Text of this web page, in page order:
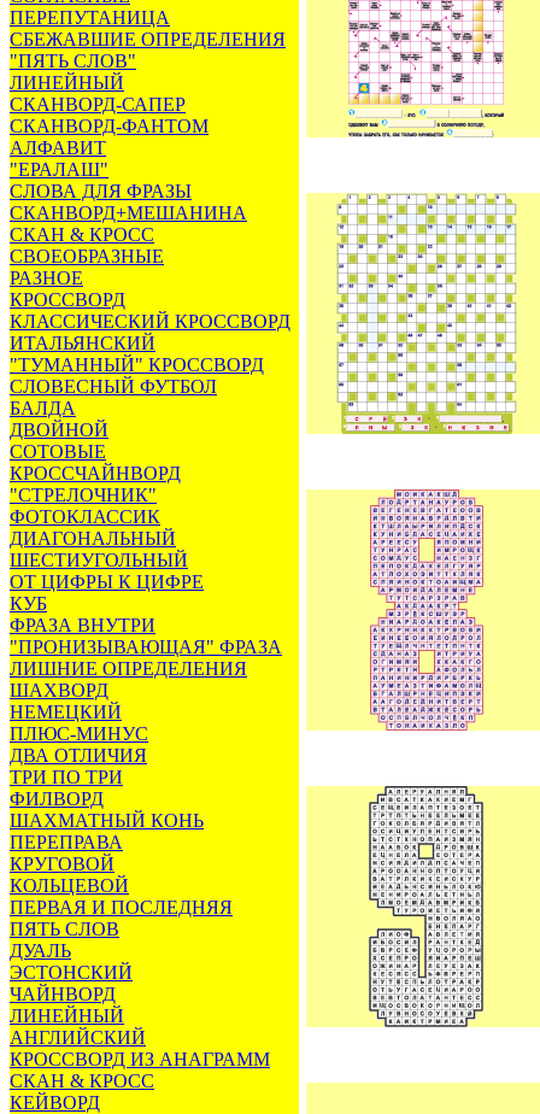
ПЕРЕПУТАНИЦА
СБЕЖАВШИЕ ОПРЕДЕЛЕНИЯ
"ПЯТЬ СЛОВ"
ЛИНЕЙНЫЙ
СКАНВОРД-САПЕР
СКАНВОРД-ФАНТОМ
АЛФАВИТ
"ЕРАЛАШ"
СЛОВА ДЛЯ ФРАЗЫ
СКАНВОРД+МЕШАНИНА
СКАН & КРОСС
СВОЕОБРАЗНЫЕ
РАЗНОЕ
КРОССВОРД
КЛАССИЧЕСКИЙ КРОССВОРД
ИТАЛЬЯНСКИЙ
"ТУМАННЫЙ" КРОССВОРД
СЛОВЕСНЫЙ ФУТБОЛ
БАЛДА
ДВОЙНОЙ
СОТОВЫЕ
КРОССЧАЙНВОРД
"СТРЕЛОЧНИК"
ФОТОКЛАССИК
ДИАГОНАЛЬНЫЙ
ШЕСТИУГОЛЬНЫЙ
ОТ ЦИФРЫ К ЦИФРЕ
КУБ
ФРАЗА ВНУТРИ
"ПРОНИЗЫВАЮЩАЯ" ФРАЗА
ЛИШНИЕ ОПРЕДЕЛЕНИЯ
ШАХВОРД
НЕМЕЦКИЙ
ПЛЮС-МИНУС
ДВА ОТЛИЧИЯ
ТРИ ПО ТРИ
ФИЛВОРД
ШАХМАТНЫЙ КОНЬ
ПЕРЕПРАВА
КРУГОВОЙ
КОЛЬЦЕВОЙ
ПЕРВАЯ И ПОСЛЕДНЯЯ
ПЯТЬ СЛОВ
ДУАЛЬ
ЭСТОНСКИЙ
ЧАЙНВОРД
ЛИНЕЙНЫЙ
АНГЛИЙСКИЙ
КРОССВОРД ИЗ АНАГРАММ
СКАН & КРОСС
КЕЙВОРД